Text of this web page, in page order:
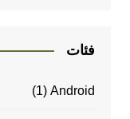
فئات
Android
(1)